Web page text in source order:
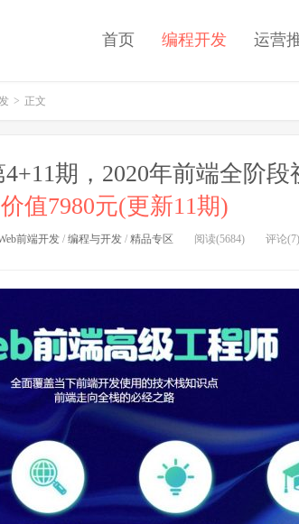
首页 编程开发 运营
> 正文
期，2020年前端全阶
价值7980元(更新11期)
前端开发 / 编程与开发 / 精品专区 阅读(5684) 评论(7)